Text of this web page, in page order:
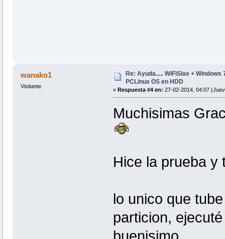
wanako1
Visitante
Re: Ayuda..... WiFiSlax + Windows
PCLinux OS en HDD
« Respuesta #4 en: 27-02-2014, 04:07
Muchisimas
Hice la prueba y
lo unico que
particion,
buenisimo